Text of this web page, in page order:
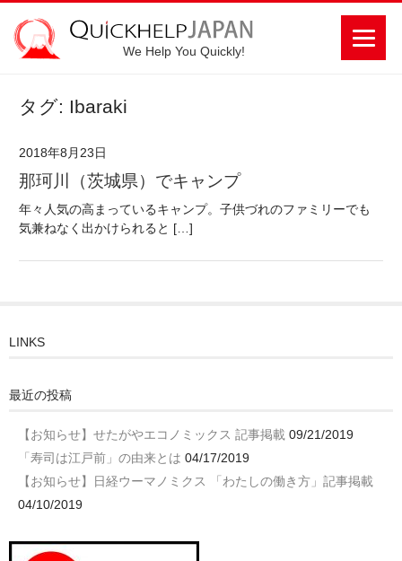
We Help You Quickly!
タグ: Ibaraki
2018年8月23日
那珂川（茨城県）でキャンプ
年々人気の高まっているキャンプ。子供づれのファミリーでも
気兼ねなく出かけられると […]
LINKS
最近の投稿
【お知らせ】せたがやエコノミックス 記事掲載 09/21/2019
「寿司は江戸前」の由来とは 04/17/2019
【お知らせ】日経ウーマノミクス 「わたしの働き方」記事掲載
04/10/2019